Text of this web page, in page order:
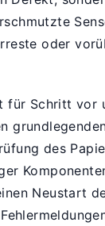
oder
für Schritt vor
des
Neustart